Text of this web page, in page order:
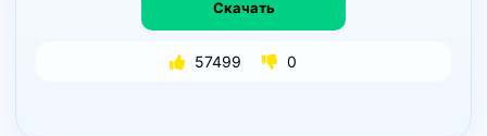
Скачать
57499 0